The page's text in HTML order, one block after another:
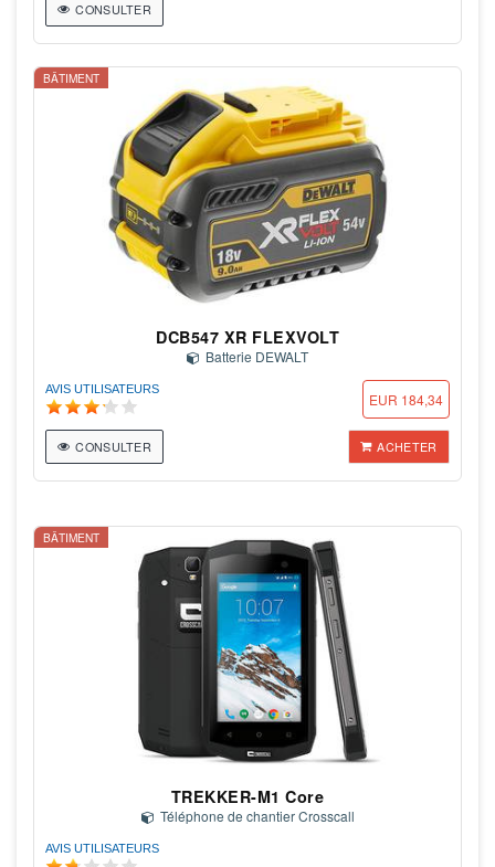
CONSULTER
BÂTIMENT
DCB547 XR FLEXVOLT
Batterie DEWALT
AVIS UTILISATEURS
EUR 184,34
CONSULTER ACHETER
BÂTIMENT
TREKKER-M1 Core
Téléphone de chantier Crosscall
AVIS UTILISATEURS